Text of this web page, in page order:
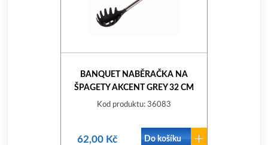
BANQUET NABĚRAČKA NA
ŠPAGETY AKCENT GREY 32 CM
28AU010G07
Kod produktu: 36083
62,00 Kč Do košíku